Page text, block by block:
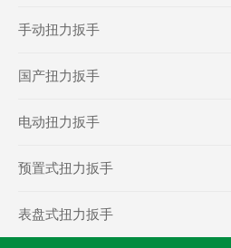
手动扭力扳手
国产扭力扳手
电动扭力扳手
预置式扭力扳手
表盘式扭力扳手